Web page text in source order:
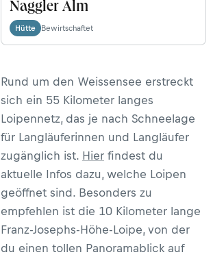
Naggler Alm
Hütte Bewirtschaftet
Rund um den Weissensee erstreckt
sich ein 55 Kilometer langes
Loipennetz, das je nach Schneelage
für Langläuferinnen und Langläufer
zugänglich ist. Hier findest du
aktuelle Infos dazu, welche Loipen
geöffnet sind. Besonders zu
empfehlen ist die 10 Kilometer lange
Franz-Josephs-Höhe-Loipe, von der
du einen tollen Panoramablick auf